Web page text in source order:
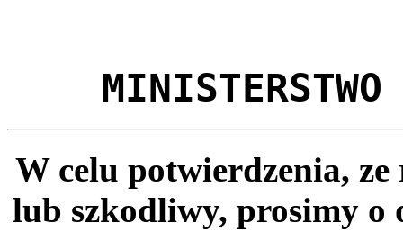
MINISTERSTWO
W celu potwierdzenia,
lub szkodliwy, prosimy o